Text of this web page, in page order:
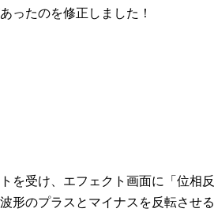
ったのを修正しました！
を受け、エフェクト画面に「位相反
形のプラスとマイナスを反転させる